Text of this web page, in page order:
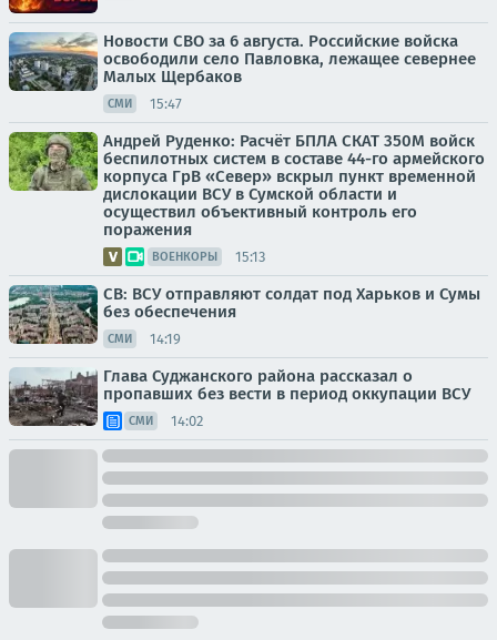
Новости СВО за 6 августа. Российские войска
освободили село Павловка, лежащее севернее
Малых Щербаков
СМИ 15:47
Андрей Руденко: Расчёт БПЛА СКАТ 350М войск
беспилотных систем в составе 44-го армейского
корпуса ГрВ «Север» вскрыл пункт временной
дислокации ВСУ в Сумской области и
осуществил объективный контроль его
поражения
ВОЕНКОРЫ 15:13
СВ: ВСУ отправляют солдат под Харьков и Сумы
без обеспечения
СМИ 14:19
Глава Суджанского района рассказал о
пропавших без вести в период оккупации ВСУ
СМИ 14:02